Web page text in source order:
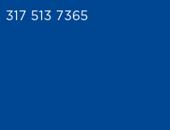
317 513 7365